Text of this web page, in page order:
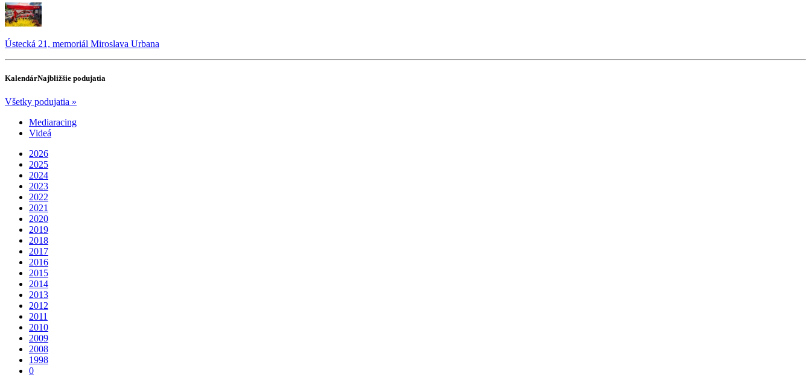
Ústecká 21, memoriál Miroslava Urbana
KalendárNajbližšie podujatia
Všetky podujatia »
Mediaracing
Videá
2026
2025
2024
2023
2022
2021
2020
2019
2018
2017
2016
2015
2014
2013
2012
2011
2010
2009
2008
1998
0